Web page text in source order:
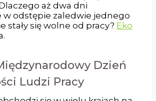
aż dwa dni
w odstępie zaledwie jednego
stały się wolne od pracy? Eko
Dzień
Ludzi Pracy